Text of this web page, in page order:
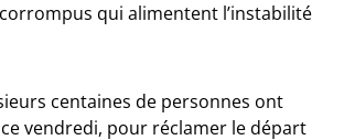
qui alimentent l’instabilité
centaines de personnes ont
vendredi, pour réclamer le départ